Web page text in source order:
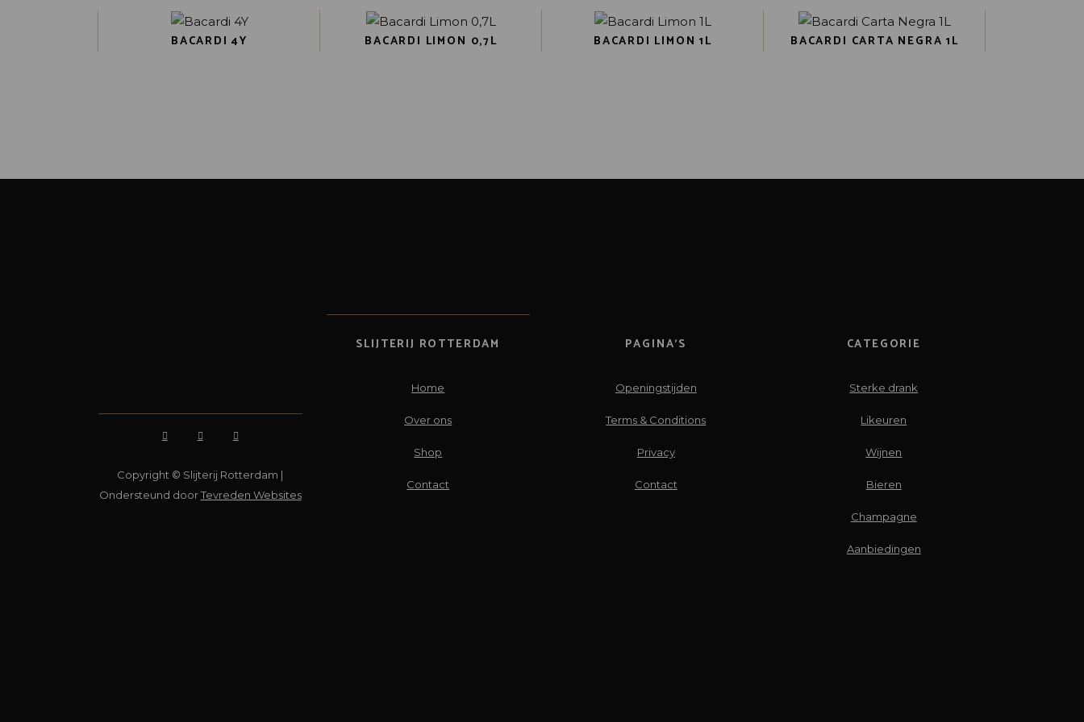
BACARDI 4Y BACARDI LIMON 0,7L BACARDI LIMON 1L BACARDI CARTA NEGRA 1L
Copyright © Slijterij Rotterdam |
Ondersteund doorTevreden Websites
SLIJTERIJ ROTTERDAM
Home
Over ons
Shop
Contact
PAGINA’S
Openingstijden
Terms & Conditions
Privacy
Contact
CATEGORIE
Sterke drank
Likeuren
Wijnen
Bieren
Champagne
Aanbiedingen